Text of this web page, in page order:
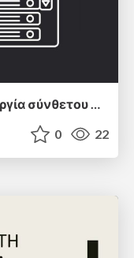
Αναστασία Αδαμούδη - Δημιουργία σύνθετου μενού πλοήγησης σε block θέματα
0 22